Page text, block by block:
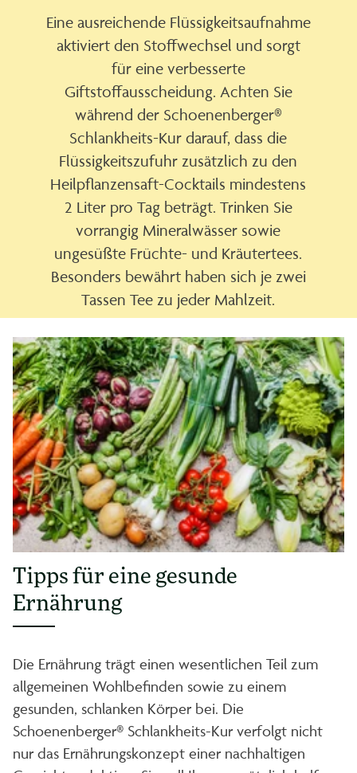
Eine ausreichende Flüssigkeitsaufnahme
aktiviert den Stoffwechsel und sorgt
für eine verbesserte
Giftstoffausscheidung. Achten Sie
während der Schoenenberger®
Schlankheits-Kur darauf, dass die
Flüssigkeitszufuhr zusätzlich zu den
Heilpflanzensaft-Cocktails mindestens
2 Liter pro Tag beträgt. Trinken Sie
vorrangig Mineralwässer sowie
ungesüßte Früchte- und Kräutertees.
Besonders bewährt haben sich je zwei
Tassen Tee zu jeder Mahlzeit.
Tipps für eine gesunde
Ernährung
Die Ernährung trägt einen wesentlichen Teil zum
allgemeinen Wohlbefinden sowie zu einem
gesunden, schlanken Körper bei. Die
Schoenenberger® Schlankheits-Kur verfolgt nicht
nur das Ernährungskonzept einer nachhaltigen